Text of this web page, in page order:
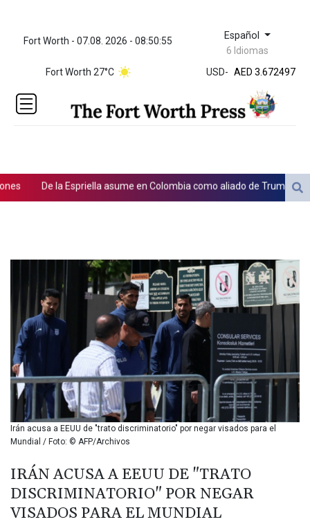
Fort Worth - 07.08. 2026 - 08:50:55 Español
6 Idiomas
Fort Worth 27°C
USD-
ZWL 321.999592
AED 3.672497
AED 3.672497
AFN
ALL 80.861178
AMD
BBD 2.013896
BDT 123.776354
BHD 0.377061
BIF 2993.650463
BND 1.281271
BOB 11.884005
BRL 5.099202
BSD 0.999879
BTN 95.145572
BWP 13.496235
BZD 2.010921
CDF
De la Espriella asume en Colombia como aliado de Trump en la
Irán acusa a EEUU de "trato discriminatorio" por negar visados para el
Mundial / Foto: © AFP/Archivos
IRÁN ACUSA A EEUU DE "TRATO
DISCRIMINATORIO" POR NEGAR
VISADOS PARA EL MUNDIAL